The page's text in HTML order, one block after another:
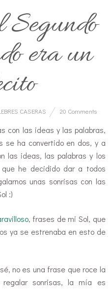
Segundo
era un
CASERAS 20 Comments
con las ideas y las palabras,
ha convertido en dos, y a
las ideas, las palabras y los
he decidido dar a todos
unas sonrisas con las
:)
, frases de mi Sol, que
ya se estrenaba en esto de
sé, no es una frase que roce la
sonrisas, la mía es